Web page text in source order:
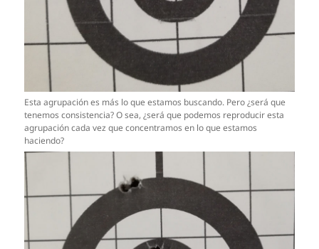
Esta agrupación es más lo que estamos buscando. Pero ¿será que
tenemos consistencia? O sea, ¿será que podemos reproducir esta
agrupación cada vez que concentramos en lo que estamos
haciendo?